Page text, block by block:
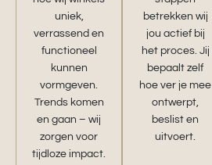
uniek,
verrassend en
functioneel
kunnen
vormgeven.
Trends komen
en gaan – wij
zorgen voor
tijdloze impact.
betrekken wij
jou actief bij
het proces. Jij
bepaalt zelf
hoe ver je mee
ontwerpt,
beslist en
uitvoert.